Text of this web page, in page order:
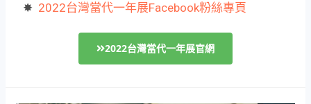
✸ 2022台灣當代一年展Facebook粉絲專頁
2022台灣當代一年展官網